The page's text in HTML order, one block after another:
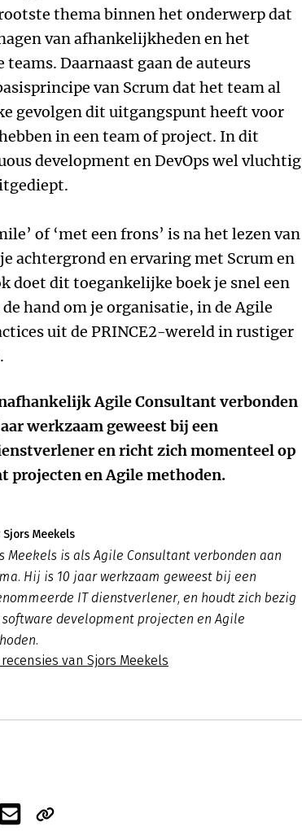
thema binnen het onderwerp dat
van afhankelijkheden en het
Daarnaast gaan de auteurs
van Scrum dat het team al
gevolgen dit uitgangspunt heeft voor
in een team of project. In dit
development en DevOps wel vluchtig
of ‘met een frons’ is na het lezen van
achtergrond en ervaring met Scrum en
doet dit toegankelijke boek je snel een
hand om je organisatie, in de Agile
uit de PRINCE2-wereld in rustiger
Agile Consultant verbonden
werkzaam geweest bij een
en richt zich momenteel op
projecten en Agile methoden.
Sjors Meekels
Meekels is als Agile Consultant verbonden aan
Hij is 10 jaar werkzaam geweest bij een
IT dienstverlener, en houdt zich bezig
development projecten en Agile
van Sjors Meekels